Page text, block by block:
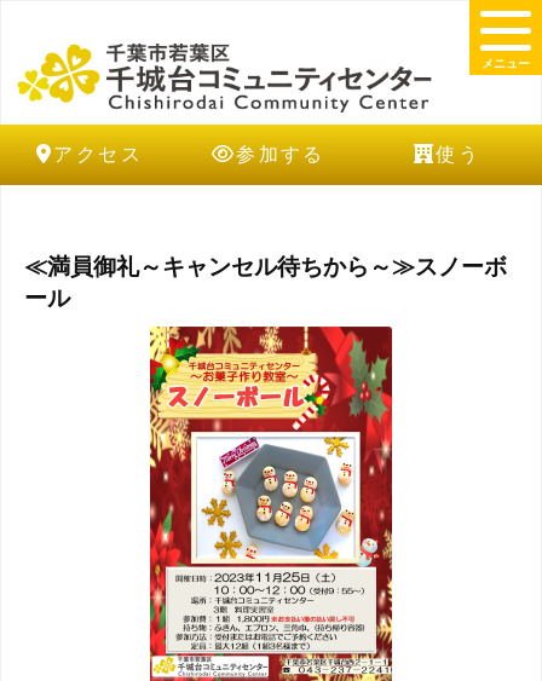
アクセス 参加する 使う
メニュー
≪満員御礼～キャンセル待ちから～≫スノーボ
ール